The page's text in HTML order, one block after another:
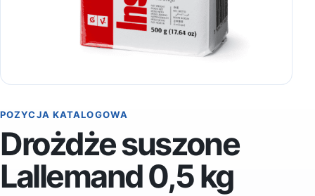
POZYCJA KATALOGOWA
Drożdże suszone
Lallemand 0,5 kg